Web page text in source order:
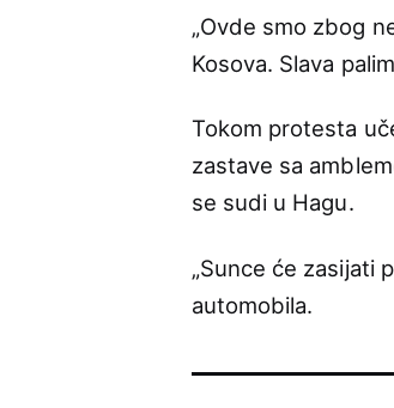
„Ovde smo zbog
Kosova. Slava
Tokom protesta
zastave sa
se sudi u Hagu.
„Sunce će zasijati
automobila.